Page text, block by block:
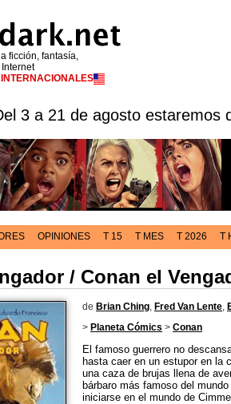
ficción, fantasía,
3 a 21 de agosto estaremos
OPINIONES T 15 T MES T 2026 T
/ Conan el
de Brian Ching, Fred Van Lente,
> Planeta Cómics > Conan
El famoso guerrero no
hasta caer en un estupor en la
una caza de brujas llena de
bárbaro más famoso del
iniciarse en el mundo de